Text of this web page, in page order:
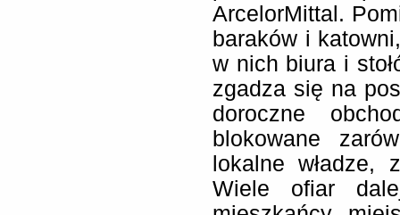
ArcelorMittal.
baraków i
w nich biura i
zgadza się na
doroczne
blokowane
lokalne władze,
Wiele ofiar